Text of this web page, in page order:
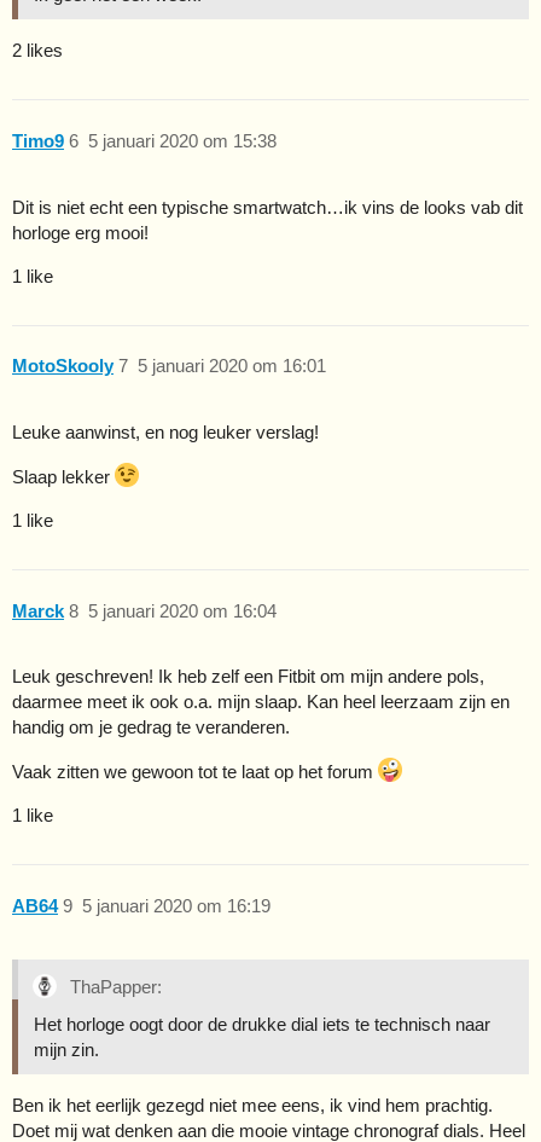
2 likes
Timo9 5 januari 2020 om 15:38
6
Dit is niet echt een typische smartwatch…ik vins de looks vab dit
horloge erg mooi!
1 like
MotoSkooly 5 januari 2020 om 16:01
7
Leuke aanwinst, en nog leuker verslag!
Slaap lekker
1 like
Marck 5 januari 2020 om 16:04
8
Leuk geschreven! Ik heb zelf een Fitbit om mijn andere pols,
daarmee meet ik ook o.a. mijn slaap. Kan heel leerzaam zijn en
handig om je gedrag te veranderen.
Vaak zitten we gewoon tot te laat op het forum
1 like
AB64 5 januari 2020 om 16:19
9
ThaPapper:
Het horloge oogt door de drukke dial iets te technisch naar
mijn zin.
Ben ik het eerlijk gezegd niet mee eens, ik vind hem prachtig.
Doet mij wat denken aan die mooie vintage chronograf dials. Heel